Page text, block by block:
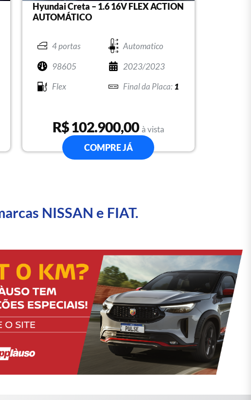
Hyundai Creta – 1.6 16V FLEX ACTION
AUTOMÁTICO
4 portas
Automatico
98605
2023/2023
Flex
1
R$ 102.900,00 à vista
COMPRE JÁ
NISSAN e FIAT.